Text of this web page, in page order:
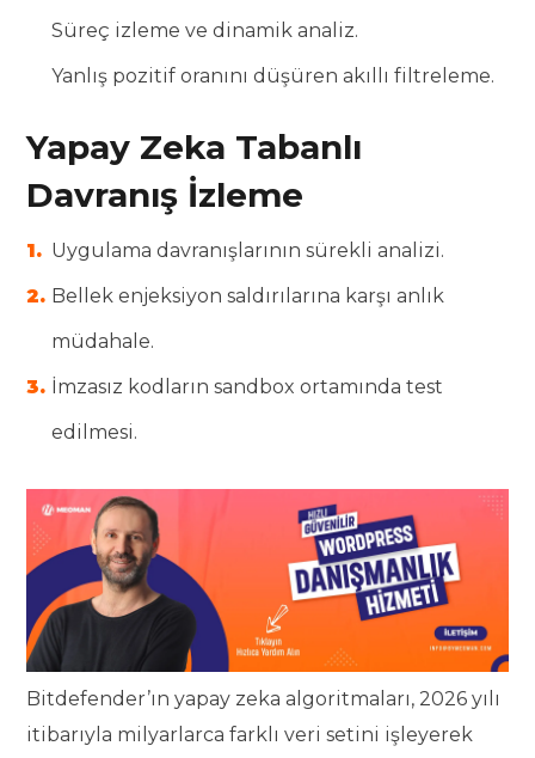
Süreç izleme ve dinamik analiz.
Yanlış pozitif oranını düşüren akıllı filtreleme.
Yapay Zeka Tabanlı
Davranış İzleme
Uygulama davranışlarının sürekli analizi.
Bellek enjeksiyon saldırılarına karşı anlık
müdahale.
İmzasız kodların sandbox ortamında test
edilmesi.
Bitdefender’ın yapay zeka algoritmaları, 2026 yılı
itibarıyla milyarlarca farklı veri setini işleyerek